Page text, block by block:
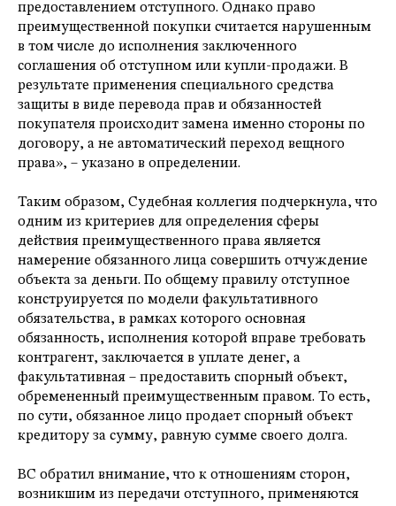
предоставлением отступного. Однако право
преимущественной покупки считается нарушенным
в том числе до исполнения заключенного
соглашения об отступном или купли-продажи. В
результате применения специального средства
защиты в виде перевода прав и обязанностей
покупателя происходит замена именно стороны по
договору, а не автоматический переход вещного
права», – указано в определении.
Таким образом, Судебная коллегия подчеркнула, что
одним из критериев для определения сферы
действия преимущественного права является
намерение обязанного лица совершить отчуждение
объекта за деньги. По общему правилу отступное
конструируется по модели факультативного
обязательства, в рамках которого основная
обязанность, исполнения которой вправе требовать
контрагент, заключается в уплате денег, а
факультативная – предоставить спорный объект,
обремененный преимущественным правом. То есть,
по сути, обязанное лицо продает спорный объект
кредитору за сумму, равную сумме своего долга.
ВС обратил внимание, что к отношениям сторон,
возникшим из передачи отступного, применяются